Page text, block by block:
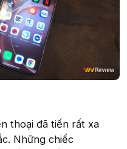
thoại đã tiến rất xa
Những chiếc